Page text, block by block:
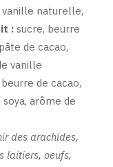
vanille naturelle,
: sucre, beurre
de cacao,
vanille
de cacao,
arôme de
des arachides,
laitiers, oeufs,